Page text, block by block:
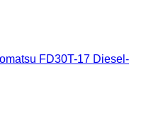
FD30T-17 Diesel-